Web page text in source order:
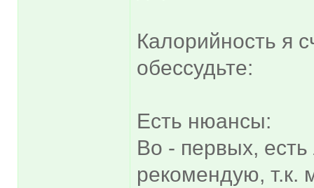
Калорийность я
обессудьте:
Есть нюансы:
Во - первых,
рекомендую, т.к.